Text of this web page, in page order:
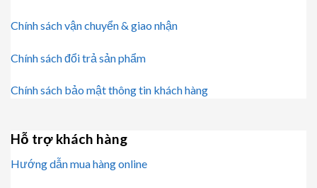
Chính sách vận chuyển & giao nhận
Chính sách đổi trả sản phẩm
Chính sách bảo mật thông tin khách hàng
Hỗ trợ khách hàng
Hướng dẫn mua hàng online